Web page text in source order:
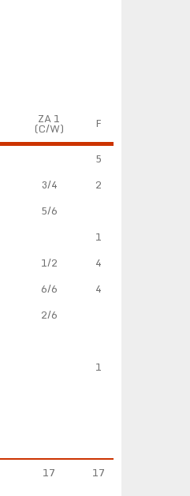
ZA 1
(C/W) F
5
3/4
2
5/6
1
1/2
4
6/6
4
2/6
1
17 17